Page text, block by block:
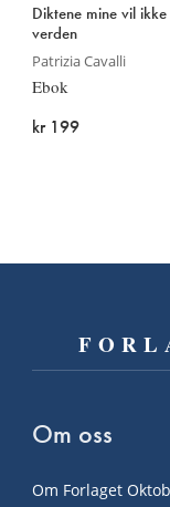
Diktene mine vil
verden
Patrizia Cavalli
Ebok
kr 199
Om oss
Om Forlaget